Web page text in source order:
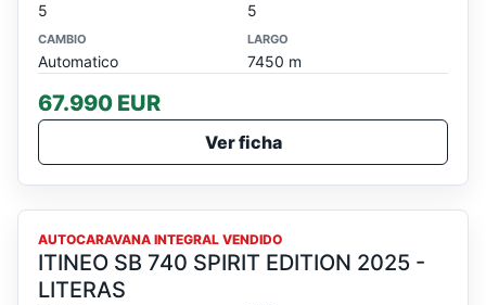
5 5
CAMBIO
Automatico
LARGO
7450 m
67.990 EUR
Ver ficha
VENDIDO
AUTOCARAVANA INTEGRAL VENDIDO
ITINEO SB 740 SPIRIT EDITION 2025 -
LITERAS